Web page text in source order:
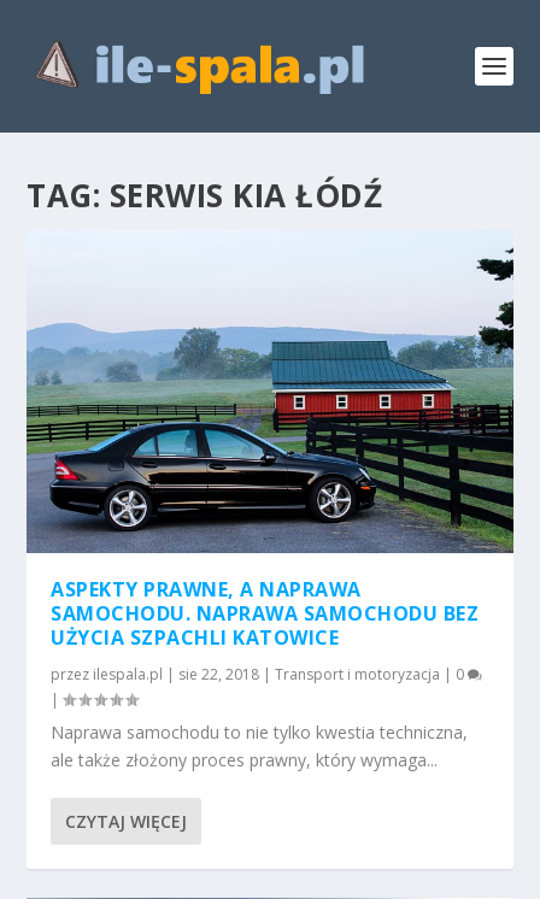
TAG: SERWIS KIA ŁÓDŹ
ASPEKTY PRAWNE, A NAPRAWA
SAMOCHODU. NAPRAWA SAMOCHODU BEZ
UŻYCIA SZPACHLI KATOWICE
przez ilespala.pl | sie 22, 2018 |Transport i motoryzacja | 0
|
Naprawa samochodu to nie tylko kwestia techniczna,
ale także złożony proces prawny, który wymaga...
CZYTAJ WIĘCEJ